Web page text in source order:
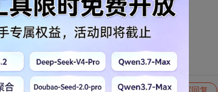
举报 写回复